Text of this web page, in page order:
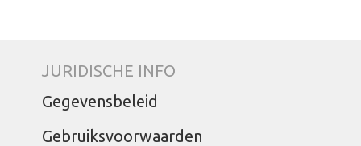
JURIDISCHE INFO
Gegevensbeleid
Gebruiksvoorwaarden